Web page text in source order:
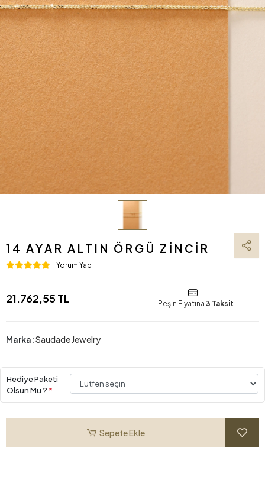
14 AYAR ALTIN ÖRGÜ ZINCIR
Yorum Yap
21.762,55 TL Peşin Fiyatına 3 Taksit
Marka:Saudade Jewelry
Hediye Paketi
Olsun Mu ? *
Sepete Ekle